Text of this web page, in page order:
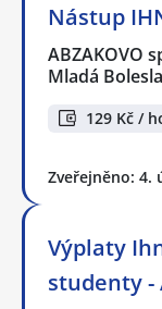
Nástup
ABZAKOVO
Mladá
129 Kč /
Zveřejněno: 4.
Výplaty
studenty -